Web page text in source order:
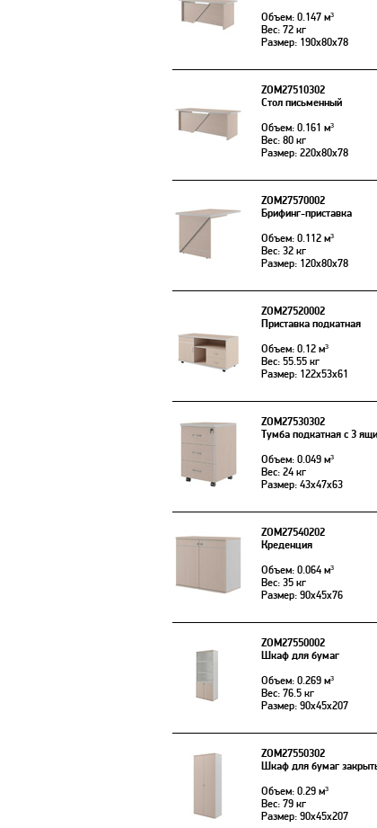
Объем: 0.147 м³
Вес: 72 кг
Размер: 190x80x78
ZOM27510302
Стол письменный
Объем: 0.161 м³
Вес: 80 кг
Размер: 220x80x78
ZOM27570002
Брифинг-приставка
Объем: 0.112 м³
Вес: 32 кг
Размер: 120x80x78
ZOM27520002
Приставка подкатная
Объем: 0.12 м³
Вес: 55.55 кг
Размер: 122x53x61
ZOM27530302
Тумба подкатная с 3
Объем: 0.049 м³
Вес: 24 кг
Размер: 43x47x63
ZOM27540202
Креденция
Объем: 0.064 м³
Вес: 35 кг
Размер: 90x45x76
ZOM27550002
Шкаф для бумаг
Объем: 0.269 м³
Вес: 76.5 кг
Размер: 90x45x207
ZOM27550302
Шкаф для бумаг
Объем: 0.29 м³
Вес: 79 кг
Размер: 90x45x207